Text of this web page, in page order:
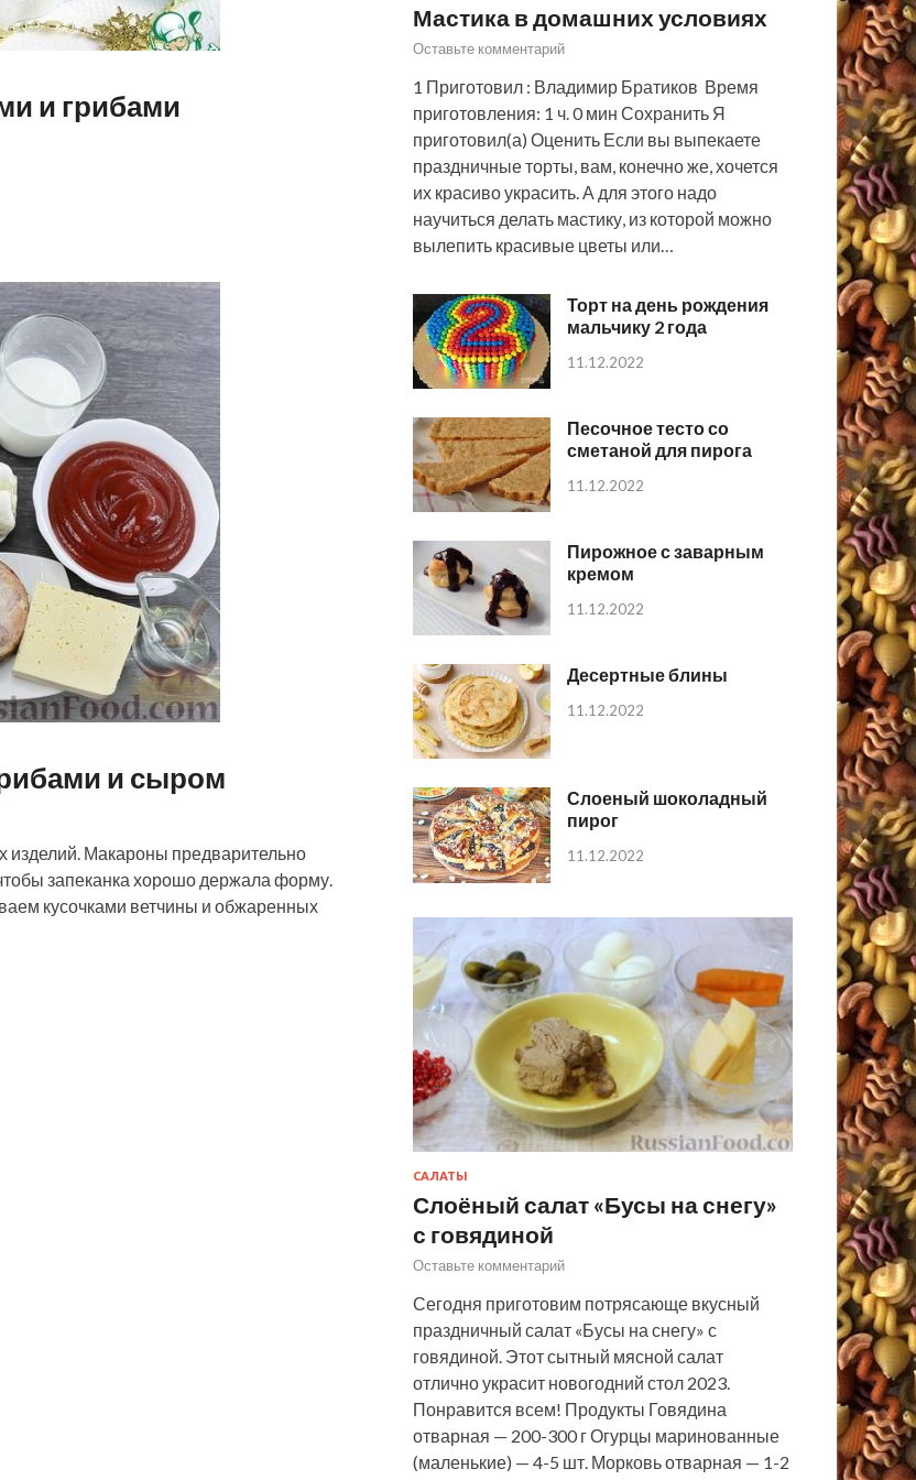
и грибами
и сыром
изделий. Макароны предварительно
запеканка хорошо держала форму.
кусочками ветчины и обжаренных
Мастика в домашних условиях
Оставьте комментарий
1 Приготовил : Владимир Братиков Время
приготовления: 1 ч. 0 мин Сохранить Я
приготовил(а) Оценить Если вы выпекаете
праздничные торты, вам, конечно же, хочется
их красиво украсить. А для этого надо
научиться делать мастику, из которой можно
вылепить красивые цветы или…
Торт на день рождения
мальчику 2 года
11.12.2022
Песочное тесто со
сметаной для пирога
11.12.2022
Пирожное с заварным
кремом
11.12.2022
Десертные блины
11.12.2022
Слоеный шоколадный
пирог
11.12.2022
САЛАТЫ
Слоёный салат «Бусы на снегу»
с говядиной
Оставьте комментарий
Сегодня приготовим потрясающе вкусный
праздничный салат «Бусы на снегу» с
говядиной. Этот сытный мясной салат
отлично украсит новогодний стол 2023.
Понравится всем! Продукты Говядина
отварная — 200-300 г Огурцы маринованные
(маленькие) — 4-5 шт. Морковь отварная — 1-2